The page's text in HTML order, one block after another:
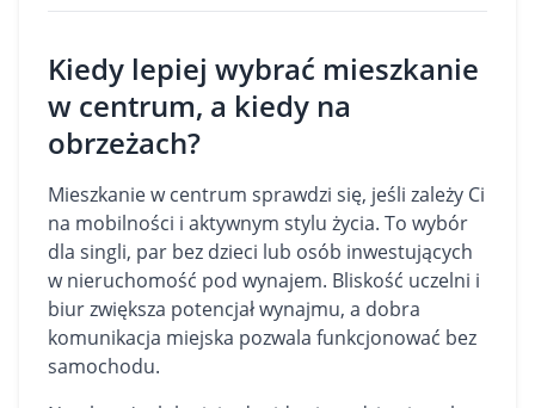
Kiedy lepiej wybrać mieszkanie
w centrum, a kiedy na
obrzeżach?
Mieszkanie w centrum sprawdzi się, jeśli zależy Ci
na mobilności i aktywnym stylu życia. To wybór
dla singli, par bez dzieci lub osób inwestujących
w nieruchomość pod wynajem. Bliskość uczelni i
biur zwiększa potencjał wynajmu, a dobra
komunikacja miejska pozwala funkcjonować bez
samochodu.